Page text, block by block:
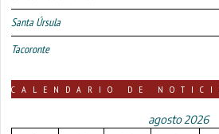
Santa Úrsula
Tacoronte
CALENDARIO DE
agosto 2026